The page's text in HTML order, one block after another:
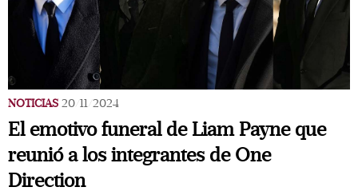
NOTICIAS 20/11/2024
El emotivo funeral de Liam Payne que
reunió a los integrantes de One
Direction